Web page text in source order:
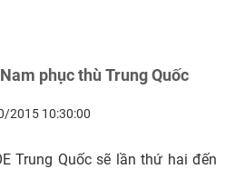
phục thù Trung Quốc
2015 10:30:00
Trung Quốc sẽ lần thứ hai đến